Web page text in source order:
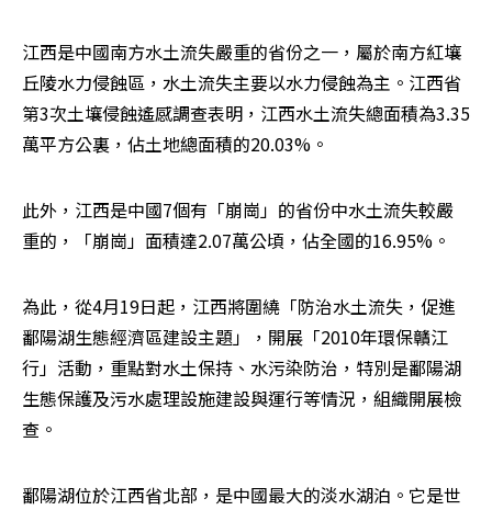
江西是中國南方水土流失嚴重的省份之一，屬於南方紅壤
丘陵水力侵蝕區，水土流失主要以水力侵蝕為主。江西省
第3次土壤侵蝕遙感調查表明，江西水土流失總面積為3.35
萬平方公裏，佔土地總面積的20.03%。
此外，江西是中國7個有「崩崗」的省份中水土流失較嚴
重的，「崩崗」面積達2.07萬公頃，佔全國的16.95%。
為此，從4月19日起，江西將圍繞「防治水土流失，促進
鄱陽湖生態經濟區建設主題」，開展「2010年環保贛江
行」活動，重點對水土保持、水污染防治，特別是鄱陽湖
生態保護及污水處理設施建設與運行等情況，組織開展檢
查。
鄱陽湖位於江西省北部，是中國最大的淡水湖泊。它是世